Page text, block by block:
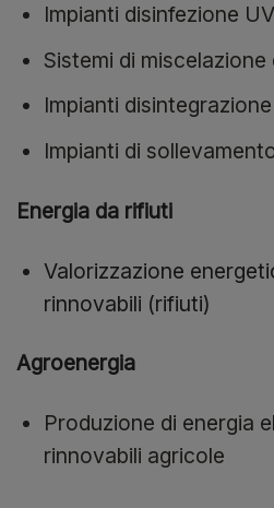
Impianti disinfezione UV
Sistemi di miscelazione
Impianti
Impianti di
Energia da rifiuti
Valorizzazione
rinnovabili (rifiuti)
Agroenergia
Produzione di energia
rinnovabili agricole